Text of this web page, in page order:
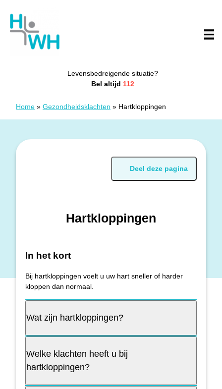
Levensbedreigende situatie?
Bel altijd 112
Home » Gezondheidsklachten » Hartkloppingen
Deel deze pagina
Hartkloppingen
In het kort
Bij hartkloppingen voelt u uw hart sneller of harder
kloppen dan normaal.
Wat zijn hartkloppingen?
Welke klachten heeft u bij
hartkloppingen?